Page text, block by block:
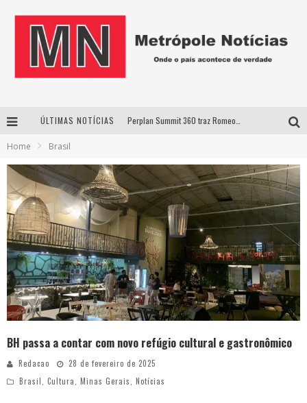
ÚLTIMAS NOTÍCIAS
Uberlândia recebe estreia nacional de espetáculo inspirado em episódio marcante da vida de Friedrich Nietzsche
Agosto Dourado: apoio, informação e acolhimento fortalecem o sucesso da amamentação
Home Brasil
BH passa a contar com novo refúgio cultural e gastronômico
Redacao
28 de fevereiro de 2025
Brasil, Cultura, Minas Gerais, Notícias